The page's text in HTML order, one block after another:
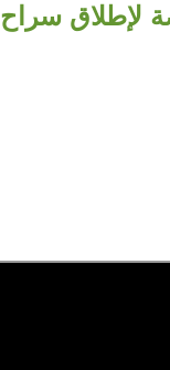
لإطلاق سراح